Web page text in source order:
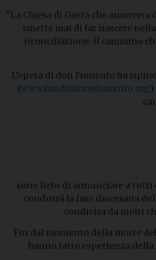
“La Chiesa di Gaeta che
smette mai di far nascere
riconciliazione. Il cammino
L’opera di don Fronzuto ha
(www.fondazionefronzuto.org)
sono lieto di annunciare a tutti
condurrà la fase diocesana
condivisa da molti
Fin dal momento della morte
hanno fatto esperienza